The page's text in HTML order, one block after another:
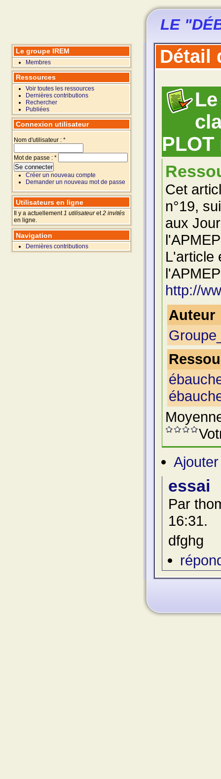
LE
Détail
PLOT
Cet
n°19,
aux
L'article
http://
Auteur
essai
Par
16:31.
dfghg
Le groupe IREM
Membres
Ressources
Voir toutes les ressources
Dernières contributions
Rechercher
Publiées
Connexion utilisateur
Nom d'utilisateur : *
Mot de passe : *
Créer un nouveau compte
Demander un nouveau mot de passe
Utilisateurs en ligne
Il y a actuellement1 utilisateuret2 invités
en ligne.
Navigation
Dernières contributions